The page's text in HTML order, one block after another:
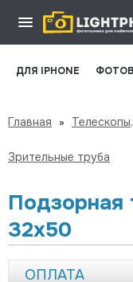
ДЛЯ IPHONE
Главная »
Зрительные труба
Подзорная
32x50
ОПЛАТА